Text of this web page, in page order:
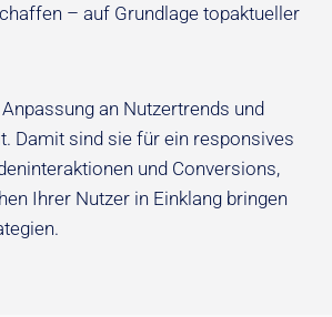
– auf Grundlage topaktueller
an Nutzertrends und
Damit sind sie für ein responsives
und Conversions,
Ihrer Nutzer in Einklang bringen